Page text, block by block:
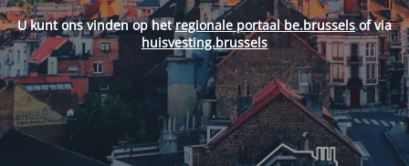
U kunt ons vinden op hetregionale portaal be.brusselsof via
huisvesting.brussels